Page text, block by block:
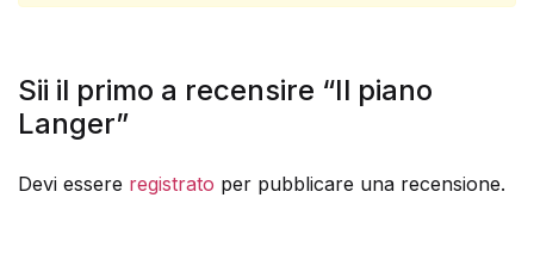
Sii il primo a recensire “Il piano
Langer”
Devi essere registrato per pubblicare una recensione.